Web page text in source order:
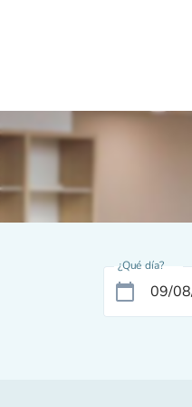
¿Qué día?
calendar_today